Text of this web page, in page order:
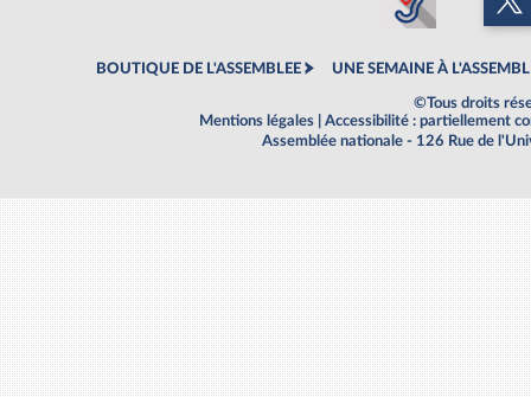
BOUTIQUE DE L'ASSEMBLEE UNE SEMAINE À
©Tous droits
Mentions légales
Accessibilité : partiellement
Assemblée nationale - 126 Rue de